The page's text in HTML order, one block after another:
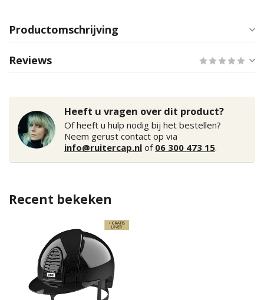
Productomschrijving
Reviews
Heeft u vragen over dit product?
Of heeft u hulp nodig bij het bestellen?
Neem gerust contact op via
info@ruitercap.nl of 06 300 473 15.
Recent bekeken